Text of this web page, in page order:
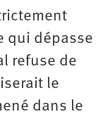
qui dépasse
refuse de
le
dans le